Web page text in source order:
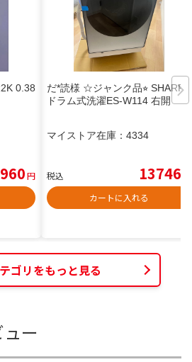
0.38
円
だ*読様 ☆ジャンク品⭐︎ SHARP
ドラム式洗濯ES-W114 右開
マイストア在庫： 4334
税込 13746
カートに入れる
ゴリをもっと見る
ー